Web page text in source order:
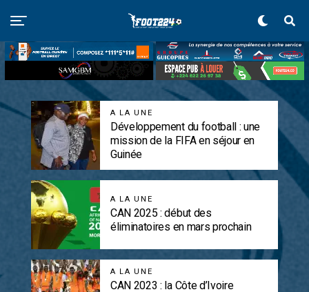
A LA UNE
Développement du football : une
mission de la FIFA en séjour en
Guinée
A LA UNE
CAN 2025 : début des
éliminatoires en mars prochain
A LA UNE
CAN 2023 : la Côte d’Ivoire